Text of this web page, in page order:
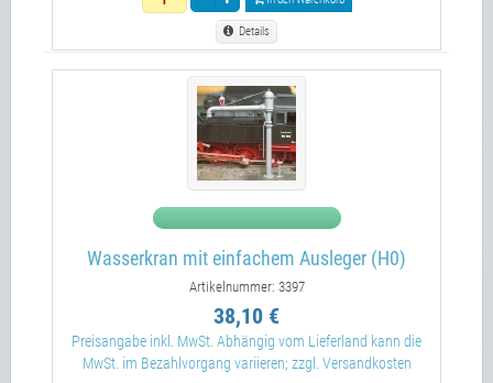
Details
Wasserkran mit einfachem Ausleger (H0)
Artikelnummer: 3397
38,10 €
Preisangabe inkl. MwSt. Abhängig vom Lieferland kann die
MwSt. im Bezahlvorgang variieren; zzgl. Versandkosten